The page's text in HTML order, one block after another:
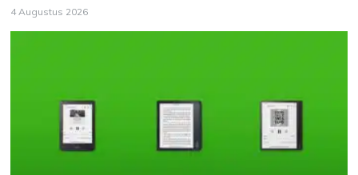
4 Augustus 2026